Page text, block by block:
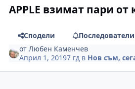
APPLE взимат пари от
Сподели
Последователи
от Любен Каменчев
Април 1, 20197 гд в Нов съм,